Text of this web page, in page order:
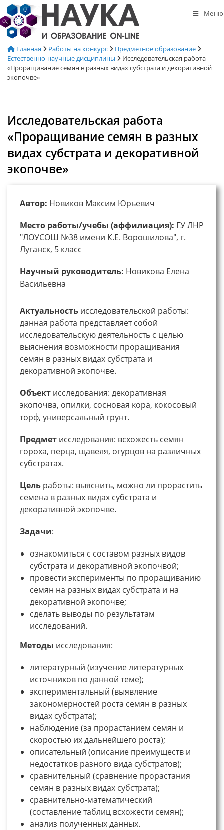
Перейти
к
содержимому
Меню
Главная Работы на конкурс
Предметное образование
Естественно-научные дисциплины
Исследовательская работа
«Проращивание семян в разных видах субстрата и декоративной
экопочве»
Исследовательская работа
«Проращивание семян в разных
видах субстрата и декоративной
экопочве»
Автор: Новиков Максим Юрьевич
Место работы/учебы (аффилиация): ГУ ЛНР
"ЛОУСОШ №38 имени К.Е. Ворошилова", г.
Луганск, 5 класс
Научный руководитель: Новикова Елена
Васильевна
Актуальность исследовательской работы:
данная работа представляет собой
исследовательскую деятельность с целью
выяснения возможности проращивания
семян в разных видах субстрата и
декоративной экопочве.
Объект исследования: декоративная
экопочва, опилки, сосновая кора, кокосовый
торф, универсальный грунт.
Предмет исследования: всхожесть семян
гороха, перца, щавеля, огурцов на различных
субстратах.
Цель работы: выяснить, можно ли прорастить
семена в разных видах субстрата и
декоративной экопочве.
Задачи:
ознакомиться с составом разных видов
субстрата и декоративной экопочвой;
провести эксперименты по проращиванию
семян на разных видах субстрата и на
декоративной экопочве;
сделать выводы по результатам
исследований.
Методы исследования:
литературный (изучение литературных
источников по данной теме);
экспериментальный (выявление
закономерностей роста семян в разных
видах субстрата);
наблюдение (за прорастанием семян и
скоростью их дальнейшего роста);
описательный (описание преимуществ и
недостатков разного вида субстратов);
сравнительный (сравнение прорастания
семян в разных видах субстрата);
сравнительно-математический
(составление таблиц всхожести семян);
анализ полученных данных.